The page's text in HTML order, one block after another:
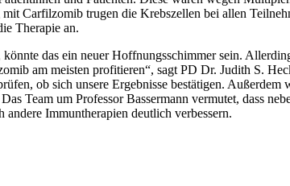
Carfilzomib trugen die Krebszellen bei allen
Therapie an.
das ein neuer Hoffnungsschimmer sein.
am meisten profitieren“, sagt PD Dr. Judith S.
ob sich unsere Ergebnisse bestätigen.
Team um Professor Bassermann vermutet, dass
Immuntherapien deutlich verbessern.